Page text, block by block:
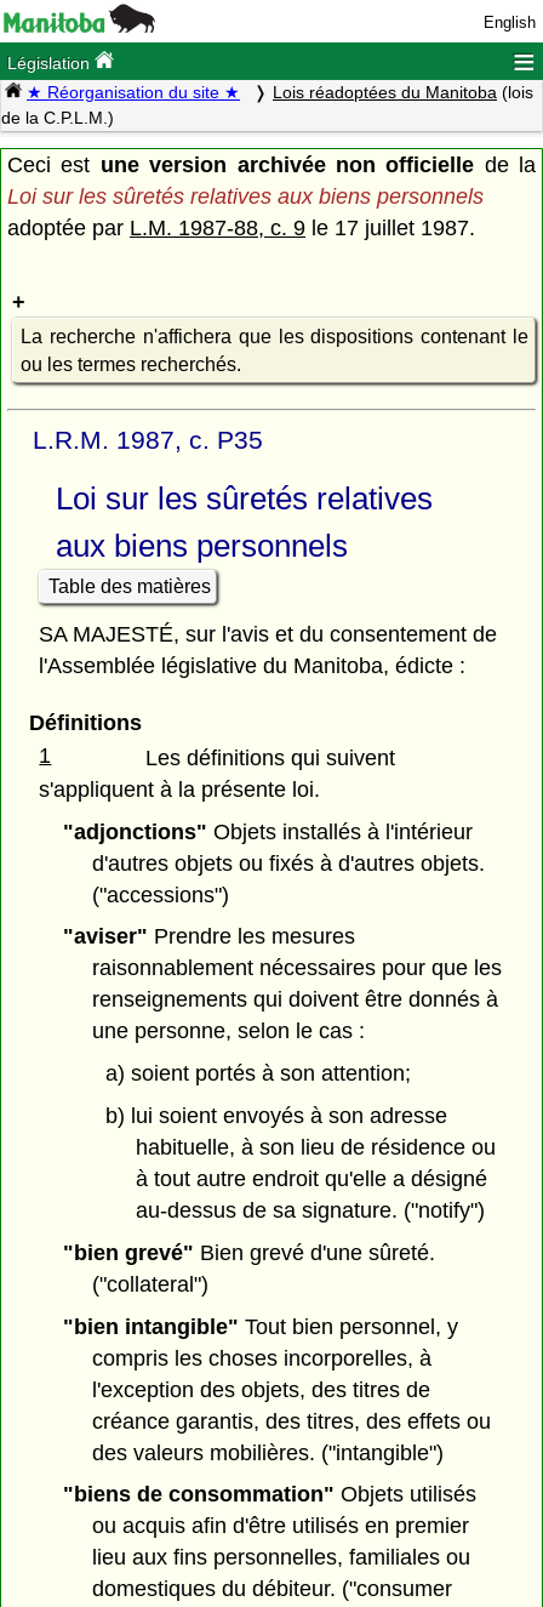
English
Législation ≡
★ Réorganisation du site ★ Lois réadoptées du Manitoba (lois
de la C.P.L.M.)
Ceci est une version archivée non officielle de la
Loi sur les sûretés relatives aux biens personnels
adoptée par L.M. 1987-88, c. 9 le 17 juillet 1987.
La recherche n'affichera que les dispositions contenant le
ou les termes recherchés.
L.R.M. 1987, c. P35
Loi sur les sûretés relatives
aux biens personnels
Table des matières
SA MAJESTÉ, sur l'avis et du consentement de
l'Assemblée législative du Manitoba, édicte :
Définitions
1
Les définitions qui suivent
s'appliquent à la présente loi.
"adjonctions" Objets installés à l'intérieur
d'autres objets ou fixés à d'autres objets.
("accessions")
"aviser" Prendre les mesures
raisonnablement nécessaires pour que les
renseignements qui doivent être donnés à
une personne, selon le cas :
a) soient portés à son attention;
b) lui soient envoyés à son adresse
habituelle, à son lieu de résidence ou
à tout autre endroit qu'elle a désigné
au-dessus de sa signature. ("notify")
"bien grevé" Bien grevé d'une sûreté.
("collateral")
"bien intangible" Tout bien personnel, y
compris les choses incorporelles, à
l'exception des objets, des titres de
créance garantis, des titres, des effets ou
des valeurs mobilières. ("intangible")
"biens de consommation" Objets utilisés
ou acquis afin d'être utilisés en premier
lieu aux fins personnelles, familiales ou
domestiques du débiteur. ("consumer